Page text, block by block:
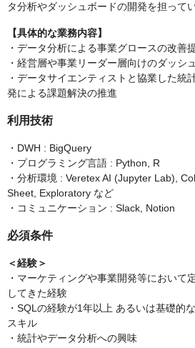
タ分析やダッシュボードの開発を担って
【具体的な業務内容】
・データ分析による事業グロースの改善
・経営層や事業リーダー層向けのダッシ
・データサイエンティストと協業した統
発による課題解決の推進
利用技術
・DWH : BigQuery
・プログラミング言語 : Python, R
・分析環境 : Veretex AI (Jupyter Lab),
Sheet, Exploratory など
・コミュニケーション : Slack, Notion
必須条件
＜経験＞
・マーケティングや事業開発等において
してきた経験
・SQLの経験が1年以上 あるいは基礎的
スキル
・統計やデータ分析への興味